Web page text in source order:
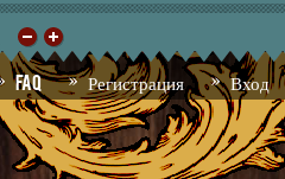
FAQ Регистрация Вход